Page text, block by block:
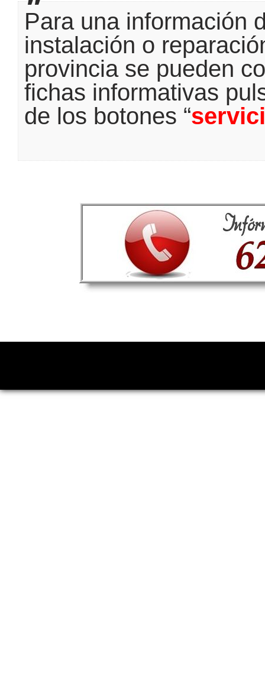
Para una información
instalación o
provincia se pueden
fichas informativas
de los botones “